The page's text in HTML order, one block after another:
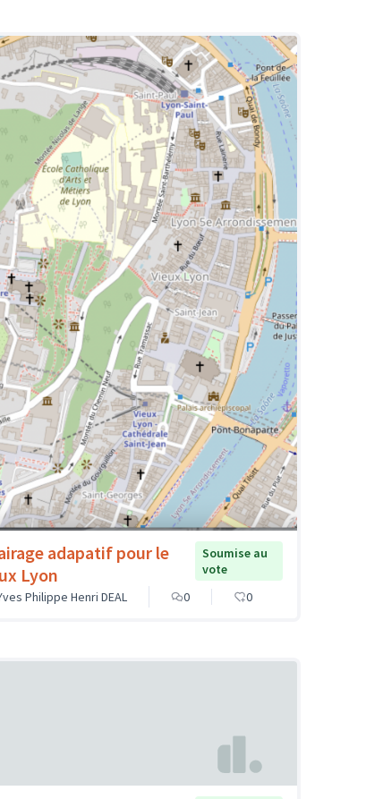
adapatif pour le
Lyon
Soumise au
vote
Philippe Henri DEAL
0 0